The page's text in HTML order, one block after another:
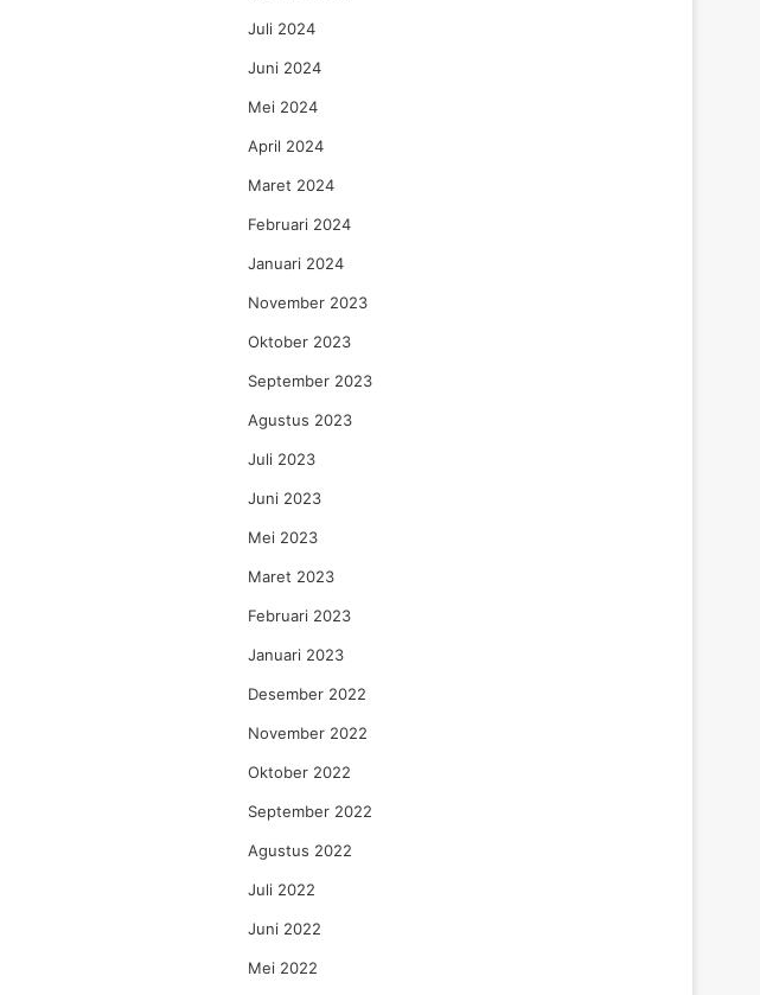
Juli 2024
Juni 2024
Mei 2024
April 2024
Maret 2024
Februari 2024
Januari 2024
November 2023
Oktober 2023
September 2023
Agustus 2023
Juli 2023
Juni 2023
Mei 2023
Maret 2023
Februari 2023
Januari 2023
Desember 2022
November 2022
Oktober 2022
September 2022
Agustus 2022
Juli 2022
Juni 2022
Mei 2022